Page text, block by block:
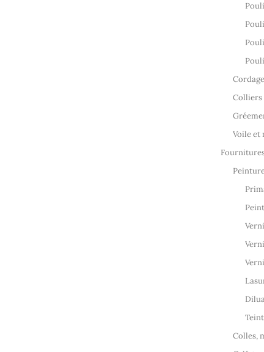
Cordage
Colliers
Voile et
Colles,